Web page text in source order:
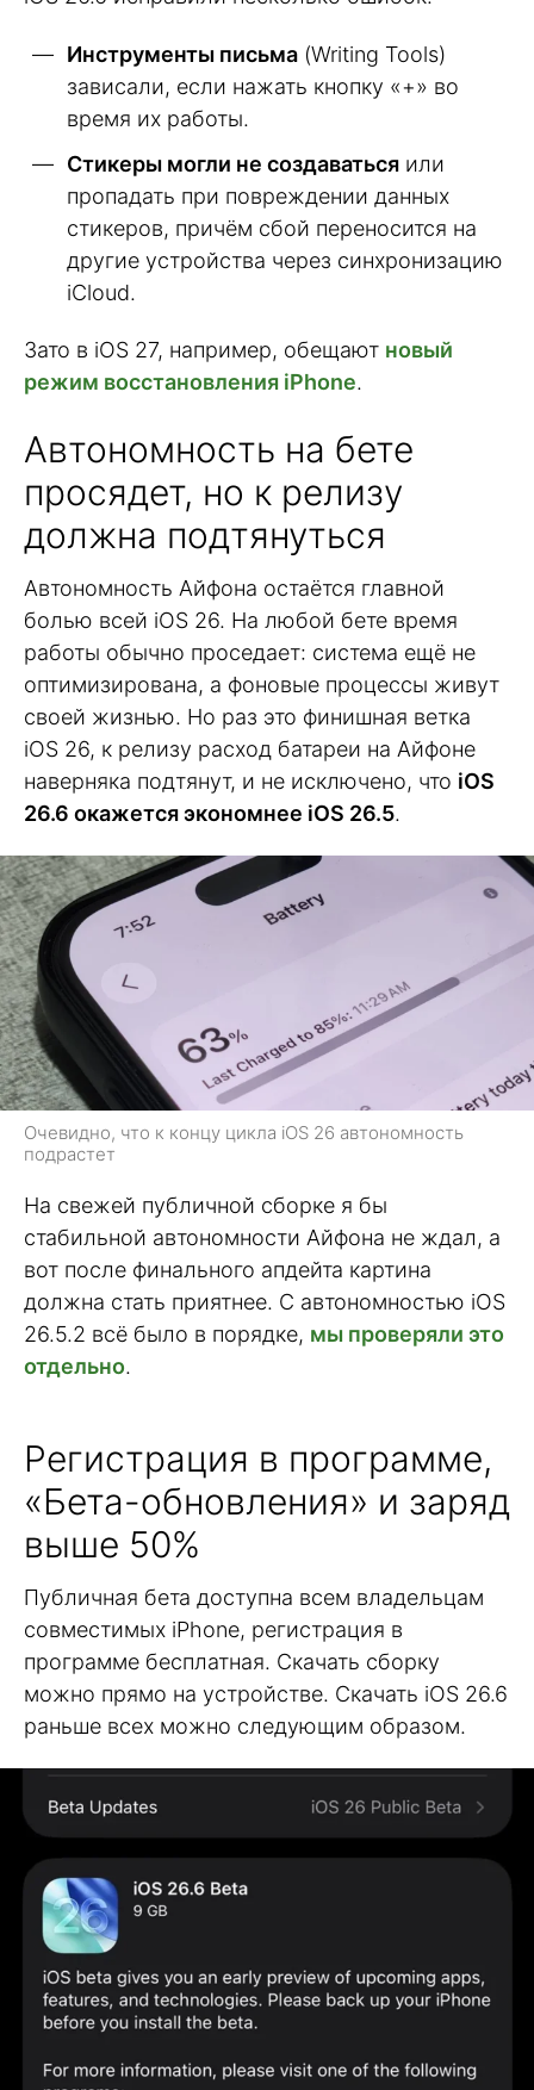
Инструменты письма (Writing Tools)
зависали, если нажать кнопку «+» во
время их работы.
Стикеры могли не создаваться или
пропадать при повреждении данных
стикеров, причём сбой переносится на
другие устройства через синхронизацию
iCloud.
Зато в iOS 27, например, обещают новый
режим восстановления iPhone.
Автономность на бете
просядет, но к релизу
должна подтянуться
Автономность Айфона остаётся главной
болью всей iOS 26. На любой бете время
работы обычно проседает: система ещё не
оптимизирована, а фоновые процессы живут
своей жизнью. Но раз это финишная ветка
iOS 26, к релизу расход батареи на Айфоне
наверняка подтянут, и не исключено, что iOS
26.6 окажется экономнее iOS 26.5.
Очевидно, что к концу цикла iOS 26 автономность
подрастет
На свежей публичной сборке я бы
стабильной автономности Айфона не ждал, а
вот после финального апдейта картина
должна стать приятнее. С автономностью iOS
26.5.2 всё было в порядке, мы проверяли это
отдельно.
Регистрация в программе,
«Бета-обновления» и заряд
выше 50%
Публичная бета доступна всем владельцам
совместимых iPhone, регистрация в
программе бесплатная. Скачать сборку
можно прямо на устройстве. Скачать iOS 26.6
раньше всех можно следующим образом.